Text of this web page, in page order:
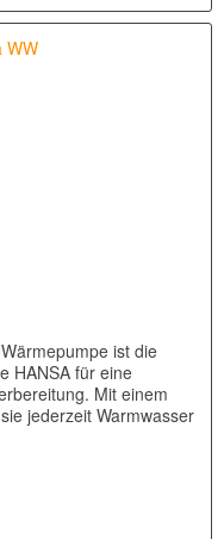
ist die
HANSA für eine
Mit einem
jederzeit Warmwasser